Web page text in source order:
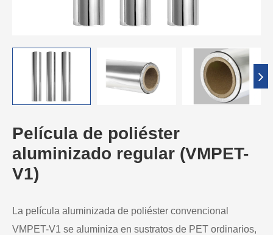
Película de poliéster
aluminizado regular (VMPET-
V1)
La película aluminizada de poliéster convencional
VMPET-V1 se aluminiza en sustratos de PET ordinarios,